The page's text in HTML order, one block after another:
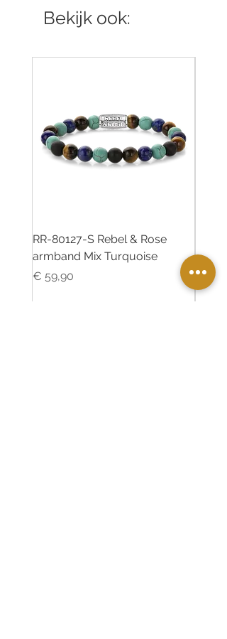
Bekijk ook:
RR-80127-S Rebel & Rose
armband Mix Turquoise
Prijs
€ 59,90
Prijs
€